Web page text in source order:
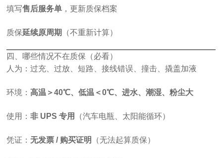
填写售后服务单 ，更新质保档案
质保延续原周期 （不重新计算）
四、哪些情况不在质保（必看）
人为：过充、过放、短路、接线错误、撞击、撬盖加液
环境：高温＞40℃、低温＜0℃、进水、潮湿、粉尘大
使用：非 UPS 专用 （汽车电瓶、太阳能循环）
凭证：无发票 / 购买证明 （无法起算质保）